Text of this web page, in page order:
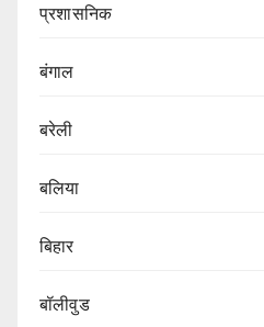
प्रशासनिक
बंगाल
बरेली
बलिया
बिहार
बॉलीवुड